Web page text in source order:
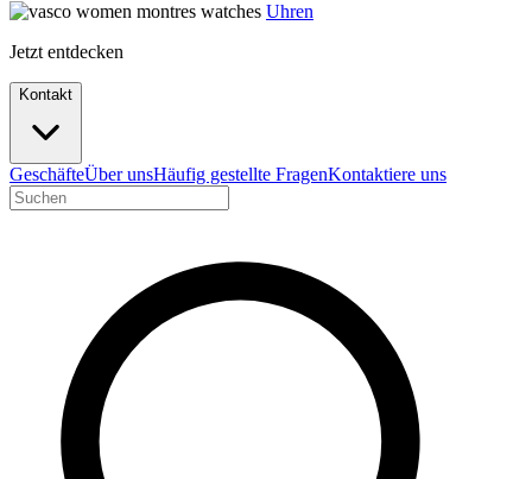
Uhren
Jetzt entdecken
Kontakt
GeschäfteÜber unsHäufig gestellte FragenKontaktiere uns